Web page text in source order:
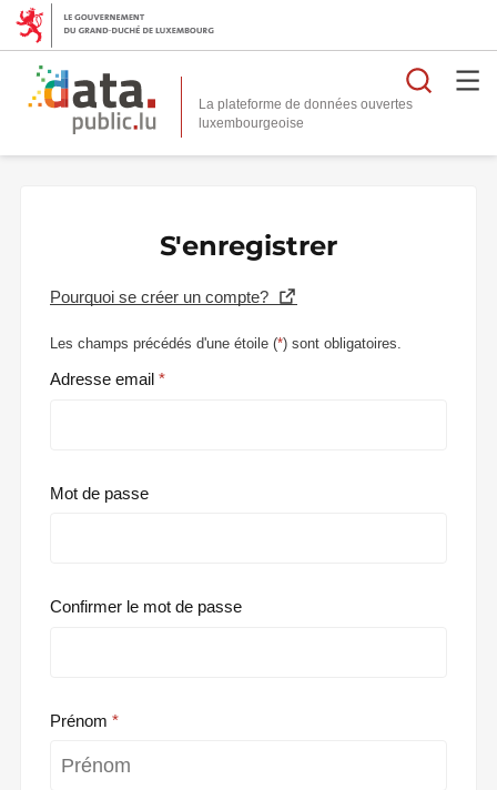
La plateforme de données ouvertes
S'enregistrer
Pourquoi se créer un compte?
Les champs précédés d'une étoile (*) sont obligatoires.
Adresse email
Mot de passe
Confirmer le mot de passe
Prénom